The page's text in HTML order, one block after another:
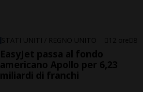
STATI UNITI / REGNO UNITO 12 ore 8
EasyJet passa al fondo
americano Apollo per 6,23
miliardi di franchi